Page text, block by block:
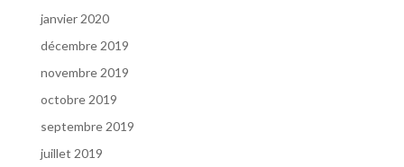
janvier 2020
décembre 2019
novembre 2019
octobre 2019
septembre 2019
juillet 2019